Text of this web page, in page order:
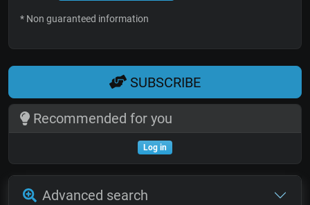
* Non guaranteed information
SUBSCRIBE
Recommended for you
Log in
Advanced search